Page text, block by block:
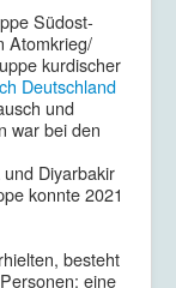
Südost-
Atomkrieg/
kurdischer
Deutschland
und
war bei den
Diyarbakir
konnte 2021
besteht
eine